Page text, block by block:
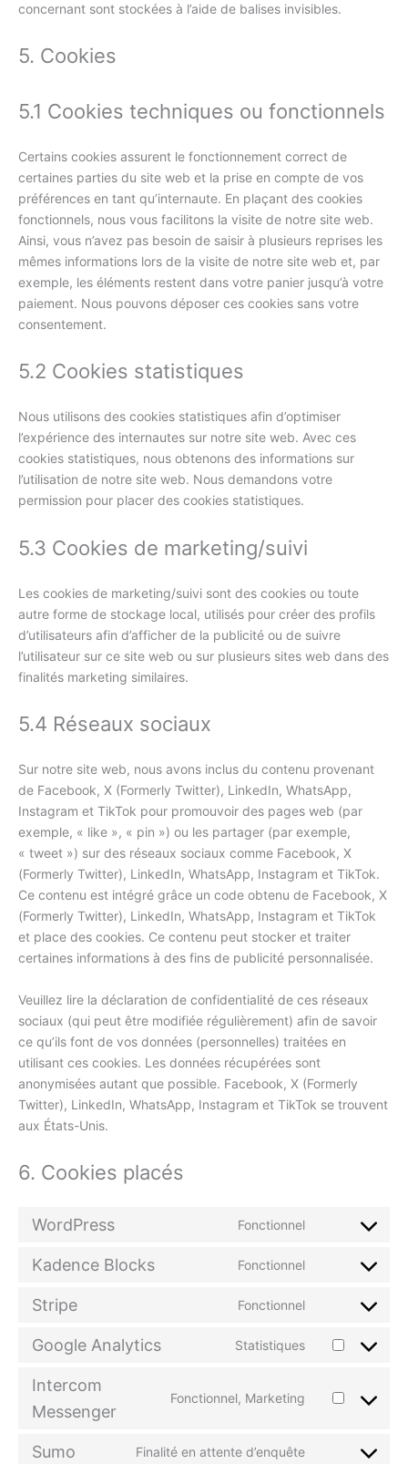
concernant sont stockées à l’aide de balises invisibles.
5. Cookies
5.1 Cookies techniques ou fonctionnels
Certains cookies assurent le fonctionnement correct de
certaines parties du site web et la prise en compte de vos
préférences en tant qu’internaute. En plaçant des cookies
fonctionnels, nous vous facilitons la visite de notre site web.
Ainsi, vous n’avez pas besoin de saisir à plusieurs reprises les
mêmes informations lors de la visite de notre site web et, par
exemple, les éléments restent dans votre panier jusqu’à votre
paiement. Nous pouvons déposer ces cookies sans votre
consentement.
5.2 Cookies statistiques
Nous utilisons des cookies statistiques afin d’optimiser
l’expérience des internautes sur notre site web. Avec ces
cookies statistiques, nous obtenons des informations sur
l’utilisation de notre site web. Nous demandons votre
permission pour placer des cookies statistiques.
5.3 Cookies de marketing/suivi
Les cookies de marketing/suivi sont des cookies ou toute
autre forme de stockage local, utilisés pour créer des profils
d’utilisateurs afin d’afficher de la publicité ou de suivre
l’utilisateur sur ce site web ou sur plusieurs sites web dans des
finalités marketing similaires.
5.4 Réseaux sociaux
Sur notre site web, nous avons inclus du contenu provenant
de Facebook, X (Formerly Twitter), LinkedIn, WhatsApp,
Instagram et TikTok pour promouvoir des pages web (par
exemple, « like », « pin ») ou les partager (par exemple,
« tweet ») sur des réseaux sociaux comme Facebook, X
(Formerly Twitter), LinkedIn, WhatsApp, Instagram et TikTok.
Ce contenu est intégré grâce un code obtenu de Facebook, X
(Formerly Twitter), LinkedIn, WhatsApp, Instagram et TikTok
et place des cookies. Ce contenu peut stocker et traiter
certaines informations à des fins de publicité personnalisée.
Veuillez lire la déclaration de confidentialité de ces réseaux
sociaux (qui peut être modifiée régulièrement) afin de savoir
ce qu’ils font de vos données (personnelles) traitées en
utilisant ces cookies. Les données récupérées sont
anonymisées autant que possible. Facebook, X (Formerly
Twitter), LinkedIn, WhatsApp, Instagram et TikTok se trouvent
aux États-Unis.
6. Cookies placés
WordPress Fonctionnel
Consent
service
Kadence Blocks Fonctionnel
Consent
service
blocks
Stripe Fonctionnel
Consent
service
Google Analytics Statistiques
Consent
service
google-
Intercom
Messenger
Fonctionnel, Marketing
Consent
intercom-
Sumo Finalité en attente d’enquête Consent